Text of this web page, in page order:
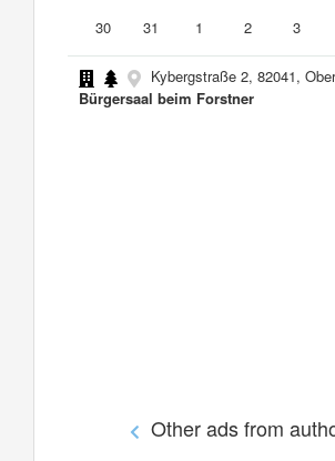
30
31 1 2 3
Kybergstraße 2, 82041,
Bürgersaal beim Forstner
Other ads from